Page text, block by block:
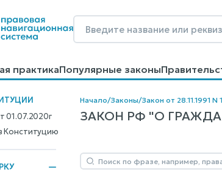
практикаПопулярные законы
материалыОбразцы договоров
01.07.2020г
Конституцию
Начало/Законы/Закон от 28.11.1991 N
ЗАКОН РФ "О